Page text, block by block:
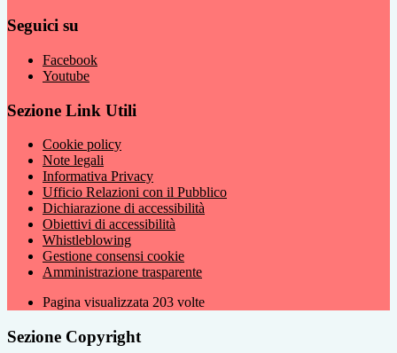
Seguici su
Facebook
Youtube
Sezione Link Utili
Cookie policy
Note legali
Informativa Privacy
Ufficio Relazioni con il Pubblico
Dichiarazione di accessibilità
Obiettivi di accessibilità
Whistleblowing
Gestione consensi cookie
Amministrazione trasparente
Pagina visualizzata 203 volte
Sezione Copyright